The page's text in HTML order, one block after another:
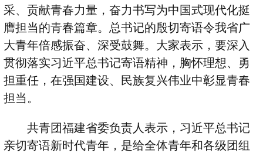
采、贡献青春力量，奋力书写为中国式现代化挺
膺担当的青春篇章。总书记的殷切寄语令我省广
大青年倍感振奋、深受鼓舞。大家表示，要深入
贯彻落实习近平总书记寄语精神，胸怀理想、勇
担重任，在强国建设、民族复兴伟业中彰显青春
担当。
共青团福建省委负责人表示，习近平总书记
亲切寄语新时代青年，是给全体青年和各级团组